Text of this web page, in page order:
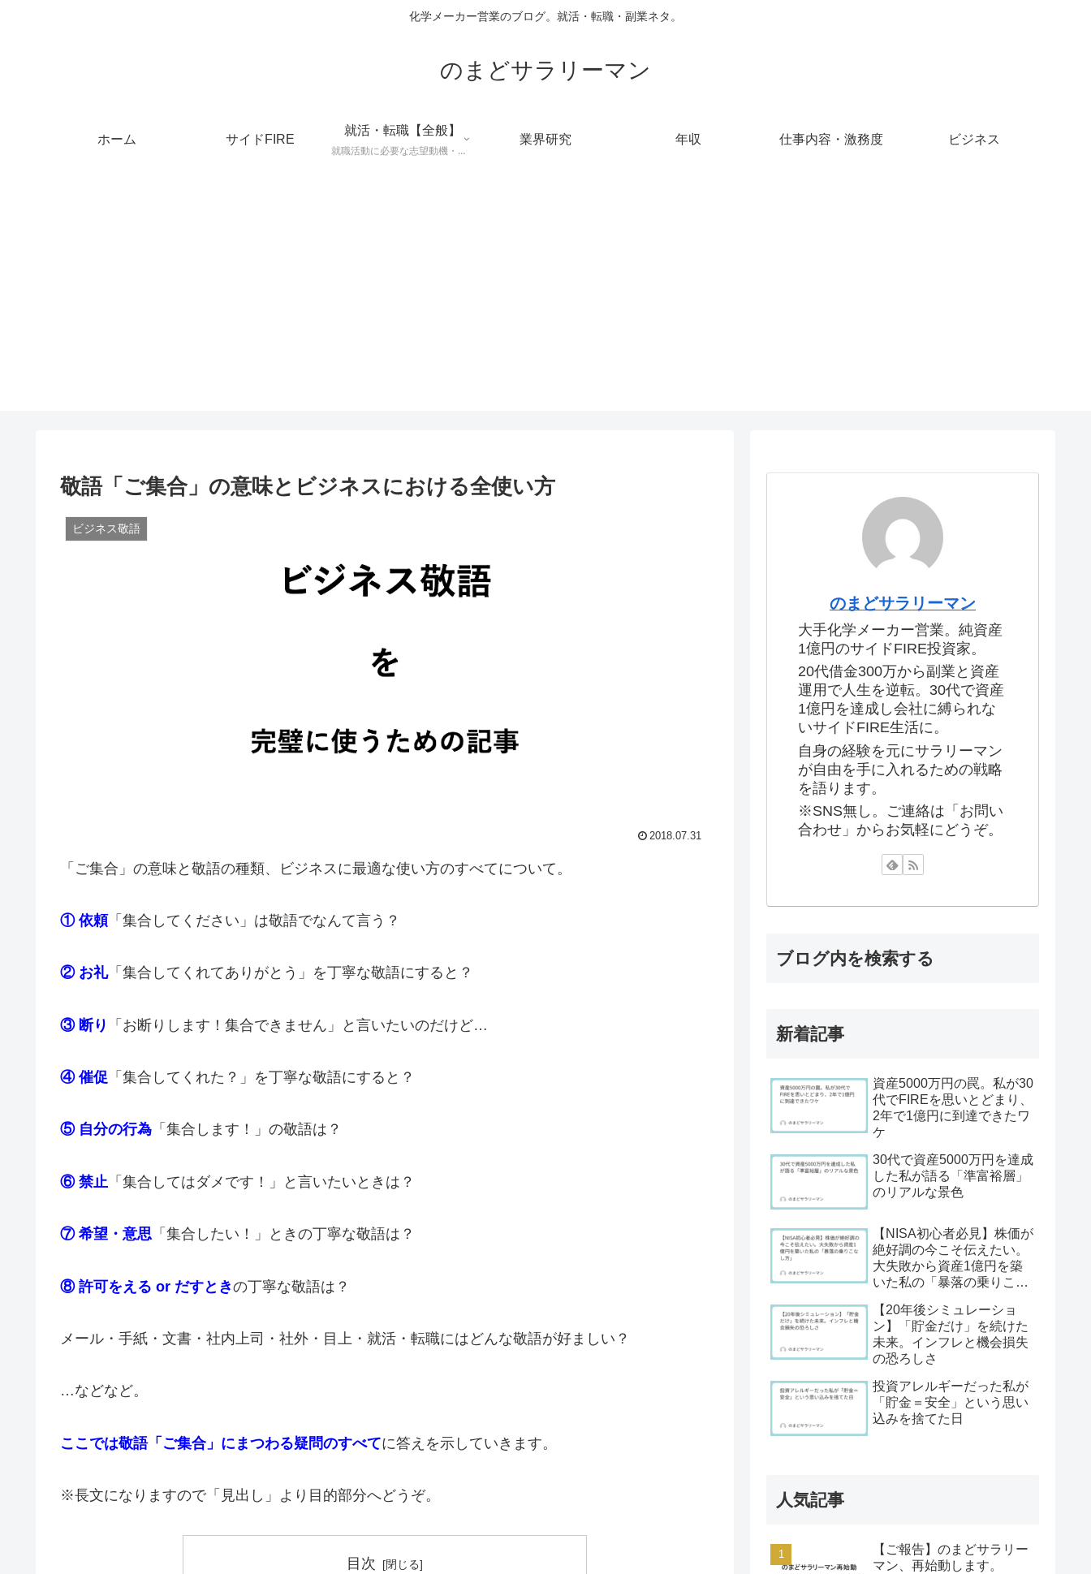
化学メーカー営業のブログ。就活・転職・副業ネタ。
のまどサラリーマン
ホーム サイドFIRE
就活・転職【全般】
就職活動に必要な志望動機・メールマナー・業界研究などに役立つ知識を公開するページ。
業界研究 年収 仕事内容・激務度 ビジネス
敬語「ご集合」の意味とビジネスにおける全使い方
ビジネス敬語
2018.07.31
「ご集合」の意味と敬語の種類、ビジネスに最適な使い方のすべてについて。
① 依頼「集合してください」は敬語でなんて言う？
② お礼「集合してくれてありがとう」を丁寧な敬語にすると？
③ 断り 「お断りします！集合できません」と言いたいのだけど…
④ 催促 「集合してくれた？」を丁寧な敬語にすると？
⑤ 自分の行為 「集合します！」の敬語は？
⑥ 禁止 「集合してはダメです！」と言いたいときは？
⑦ 希望・意思 「集合したい！」ときの丁寧な敬語は？
⑧ 許可をえる or だすときの丁寧な敬語は？
メール・手紙・文書・社内上司・社外・目上・就活・転職にはどんな敬語が好ましい？
…などなど。
ここでは敬語「ご集合」にまつわる疑問のすべてに答えを示していきます。
※長文になりますので「見出し」より目的部分へどうぞ。
目次
のまどサラリーマン
大手化学メーカー営業。純資産
1億円のサイドFIRE投資家。
20代借金300万から副業と資産
運用で人生を逆転。30代で資産
1億円を達成し会社に縛られな
いサイドFIRE生活に。
自身の経験を元にサラリーマン
が自由を手に入れるための戦略
を語ります。
※SNS無し。ご連絡は「お問い
合わせ」からお気軽にどうぞ。
ブログ内を検索する
新着記事
資産5000万円の罠。私が30
代でFIREを思いとどまり、
2年で1億円に到達できたワ
ケ
30代で資産5000万円を達成
した私が語る「準富裕層」
のリアルな景色
【NISA初心者必見】株価が
絶好調の今こそ伝えたい。
大失敗から資産1億円を築
いた私の「暴落の乗りこな
【20年後シミュレーショ
ン】「貯金だけ」を続けた
未来。インフレと機会損失
の恐ろしさ
投資アレルギーだった私が
「貯金＝安全」という思い
込みを捨てた日
人気記事
【ご報告】のまどサラリー
マン、再始動します。